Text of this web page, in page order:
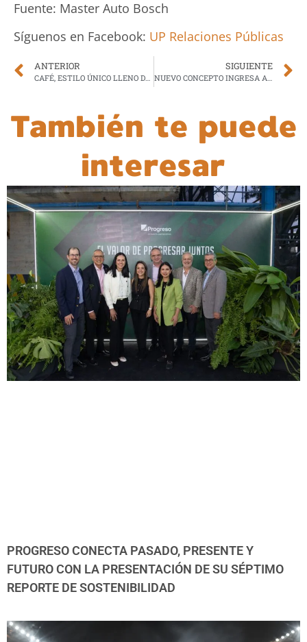
Fuente: Master Auto Bosch
Síguenos en Facebook: UP Relaciones Públicas
ANTERIOR SIGUIENTE
También te puede
interesar
PROGRESO CONECTA PASADO, PRESENTE Y
FUTURO CON LA PRESENTACIÓN DE SU SÉPTIMO
REPORTE DE SOSTENIBILIDAD